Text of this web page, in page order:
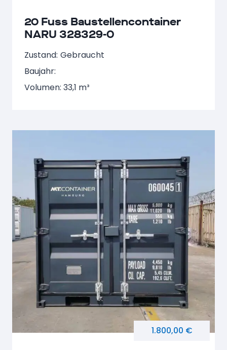
20 Fuss Baustellencontainer
NARU 328329-0
Zustand: Gebraucht
Baujahr:
Volumen: 33,1 m³
1.800,00 €